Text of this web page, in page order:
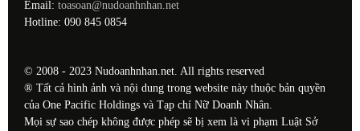
Email: toasoan@nudoanhnhan.net
Hotline: 090 845 0854
© 2008 - 2023 Nudoanhnhan.net. All rights reserved
® Tất cả hình ảnh và nội dung trong website này thuộc bản quyền
của One Pacific Holdings và Tạp chí Nữ Doanh Nhân.
Mọi sự sao chép không được phép sẽ bị xem là vi phạm Luật Sở